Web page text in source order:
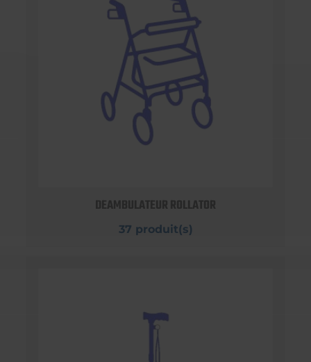
DEAMBULATEUR ROLLATOR
37 produit(s)